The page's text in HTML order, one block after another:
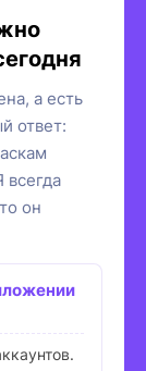
а есть
ответ:
всегда
он